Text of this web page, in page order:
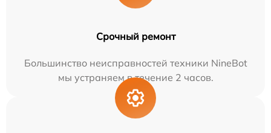
Срочный ремонт
Большинство неисправностей техники NineBot
мы устраняем в течение 2 часов.